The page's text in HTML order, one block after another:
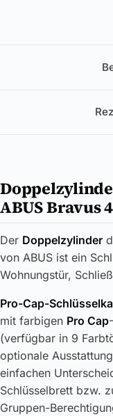
ABUS Bravus
Der Doppelzylinder
von ABUS ist ein
Wohnungstür,
Pro-Cap-
mit farbigen Pro Cap
(verfügbar in 9
optionale
einfachen
Schlüsselbrett bzw.
Gruppen-